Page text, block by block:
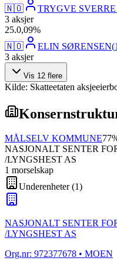
🇳🇴 TRYGVE
3 aksjer
25.0,09%
🇳🇴
ELIN SØRENSEN(
3 aksjer
Vis 12 flere
Kilde: Skatteetaten
MÅLSELV KOMMUNE77
NASJONALT SENTER
/LYNGSHEST AS
1 morselskap
Underenheter(1)
NASJONALT SENTER
/LYNGSHEST AS
Org.nr: 972377678 • MOEN